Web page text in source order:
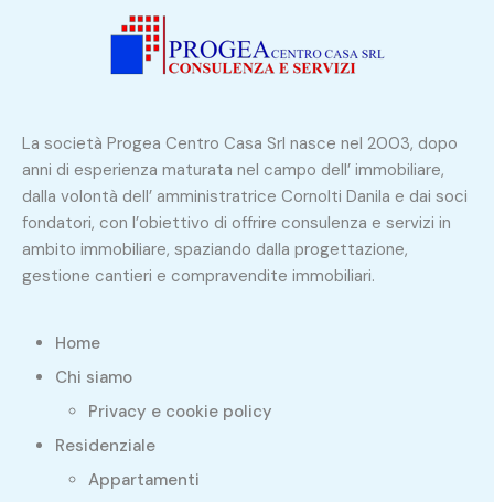
La società Progea Centro Casa Srl nasce nel 2003, dopo
anni di esperienza maturata nel campo dell’ immobiliare,
dalla volontà dell’ amministratrice Cornolti Danila e dai soci
fondatori, con l’obiettivo di offrire consulenza e servizi in
ambito immobiliare, spaziando dalla progettazione,
gestione cantieri e compravendite immobiliari.
Home
Chi siamo
Privacy e cookie policy
Residenziale
Appartamenti